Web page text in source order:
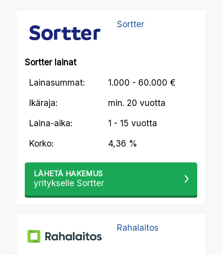
Sortter
Sortter lainat
Lainasummat: 1.000 - 60.000 €
Ikäraja: min. 20 vuotta
Laina-aika: 1 - 15 vuotta
Korko: 4,36 %
LÄHETÄ HAKEMUS
yritykselle Sortter
Rahalaitos